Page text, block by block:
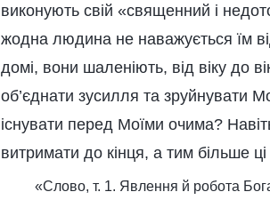
виконують свій «священний і
жодна людина не наважується їм
домі, вони шаленіють, від віку до
об’єднати зусилля та зруйнувати
існувати перед Моїми очима?
витримати до кінця, а тим більше
«Слово, т. 1. Явлення й робота